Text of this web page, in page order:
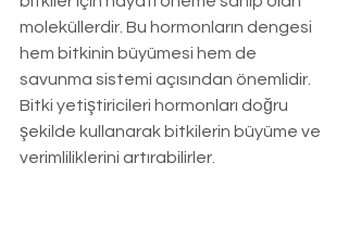
moleküllerdir. Bu hormonların dengesi
hem bitkinin büyümesi hem de
savunma sistemi açısından önemlidir.
Bitki yetiştiricileri hormonları doğru
şekilde kullanarak bitkilerin büyüme ve
verimliliklerini artırabilirler.